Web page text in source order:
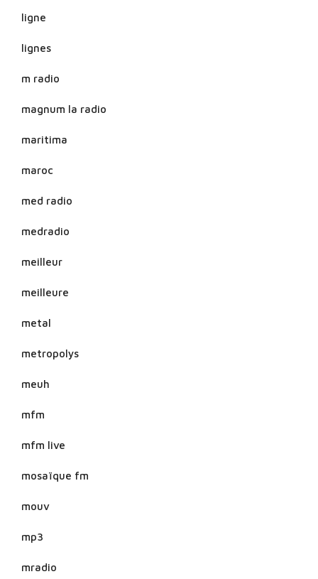
ligne
lignes
m radio
magnum la radio
maritima
maroc
med radio
medradio
meilleur
meilleure
metal
metropolys
meuh
mfm
mfm live
mosaïque fm
mouv
mp3
mradio